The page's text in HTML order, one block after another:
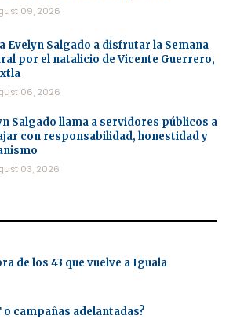
09, 2026
Evelyn Salgado a disfrutar la Semana
por el natalicio de Vicente Guerrero,
06, 2026
Salgado llama a servidores públicos a
con responsabilidad, honestidad y
03, 2026
de los 43 que vuelve a Iguala
o campañas adelantadas?